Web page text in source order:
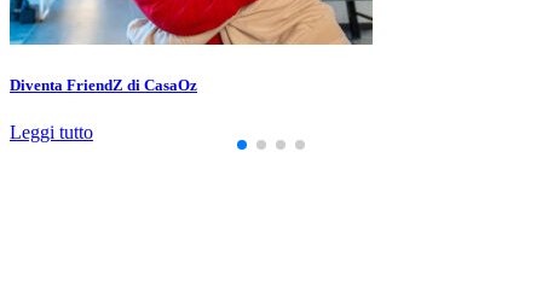
Diventa FriendZ di CasaOz
Leggi tutto